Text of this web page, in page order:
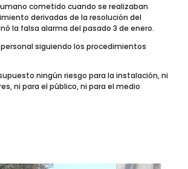
cometido cuando se realizaban
derivadas de la resolución del
la falsa alarma del pasado 3 de enero.
siguiendo los procedimientos
ningún riesgo para la instalación, ni
ni para el público, ni para el medio